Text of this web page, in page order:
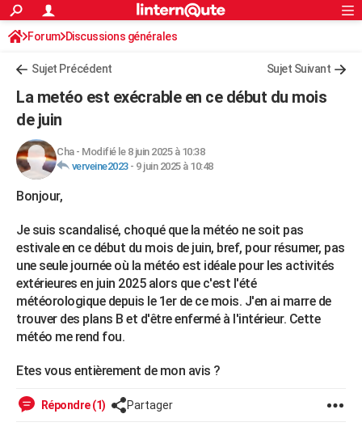
ACTUALITÉS
Politique
Société
Faits Divers
Education
Monde
Villes
+
Programme TV
TNTStreaming
Cinéma
Sorties cinéma
Musique
FINANCE
Retraite
Impôts
Epargne
Immobilier
Risques naturels par ville
Banque
Assurance
Crédit
AUTO
Essais
Réserver un essai
Citadines
Berlines
SUV
Forum auto
HIGH-TECH
Forum
Aménagement intérieur
Extérieur
Cuisine
Salle de bains
Jardinage
Rangement
WEEK-END
Guides de France
Escapades
Patrimoine
Expositions
Musées
Week-end nature
+LIFESTYLE
Art de vivre
Bien-être
Loisirs
ModeModes de vie
SANTE
Alimentation
Guide de la santé
Maladies
Médicaments
Sommeil
Destinations
City break
Voyage nature
Voyage de noces
Forum
Climat
+
GUIDES D'ACHAT
S'inscrire
Connexion
Forum Discussions générales
Sujet Précédent Sujet Suivant
La metéo est exécrable en ce début du mois
de juin
Cha- Modifié le 8 juin 2025 à 10:38
verveine2023- 9 juin 2025 à 10:48
Bonjour,
Je suis scandalisé, choqué que la météo ne soit pas
estivale en ce début du mois de juin, bref, pour résumer, pas
une seule journée où la météo est idéale pour les activités
extérieures en juin 2025 alors que c'est l'été
météorologique depuis le 1er de ce mois. J'en ai marre de
trouver des plans B et d'être enfermé à l'intérieur. Cette
météo me rend fou.
Etes vous entièrement de mon avis ?
Répondre (1) Partager